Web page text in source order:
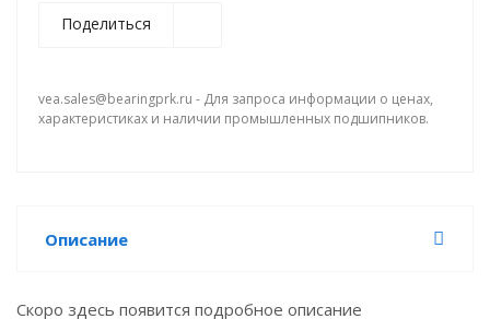
Поделиться
vea.sales@bearingprk.ru - Для запроса информации о ценах,
характеристиках и наличии промышленных подшипников.
Описание
Скоро здесь появится подробное описание